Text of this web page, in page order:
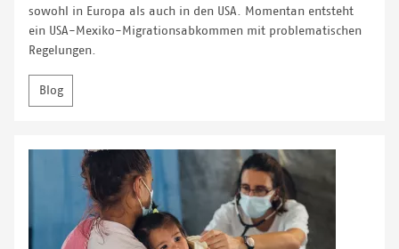
sowohl in Europa als auch in den USA. Momentan entsteht
ein USA-Mexiko-Migrationsabkommen mit problematischen
Regelungen.
Blog